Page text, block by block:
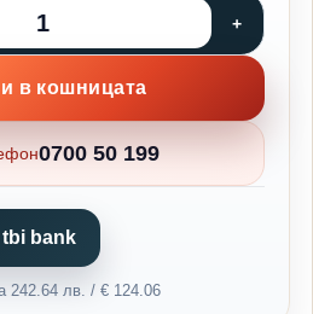
в кошницата
0700 50 199
bank
242.64 лв. / € 124.06